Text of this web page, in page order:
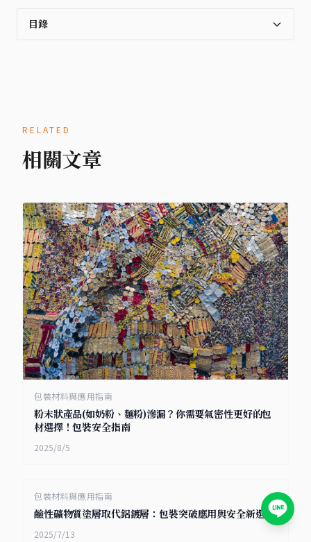
目錄
RELATED
相關文章
包裝材料與應用指南
粉末狀產品(如奶粉、麵粉)滲漏？你需要氣密性更好的包
材選擇！包裝安全指南
2025/8/5
包裝材料與應用指南
鹼性礦物質塗層取代鋁鍍層：包裝突破應用與安全新選擇
2025/7/13